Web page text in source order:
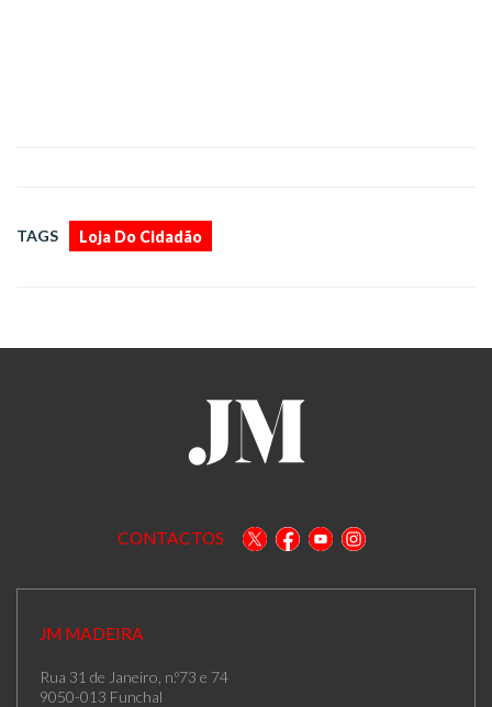
TAGS Loja Do Cidadão
CONTACTOS
JM MADEIRA
Rua 31 de Janeiro, n.º73 e 74
9050-013 Funchal